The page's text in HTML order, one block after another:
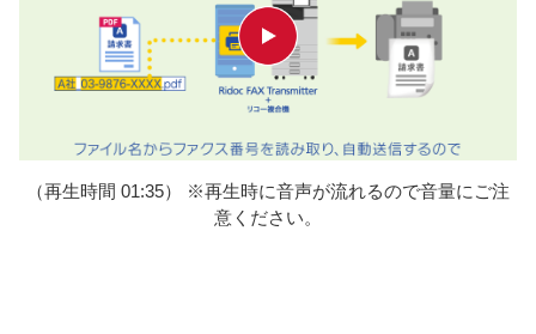
（再生時間 01:35） ※再生時に音声が流れるので音量にご注
意ください。